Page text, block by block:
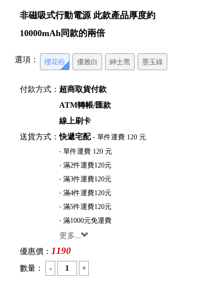
非磁吸式行動電源 此款產品厚度約
10000mAh同款的兩倍
選項： 櫻花粉 優雅白 紳士黑 墨玉綠
付款方式： 超商取貨付款
ATM轉帳/匯款
線上刷卡
送貨方式：快遞宅配- 單件運費 120 元
‧ 單件運費 120 元
‧ 滿2件運費120元
‧ 滿3件運費120元
‧ 滿4件運費120元
‧ 滿5件運費120元
‧ 滿1000元免運費
更多...
優惠價： 1190
數量：